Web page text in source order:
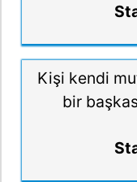
Kişi kendi
bir